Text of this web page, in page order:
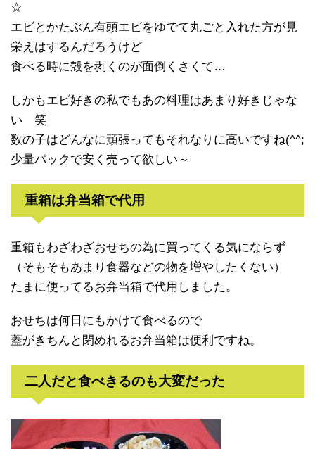
☆
エビとかたぶん有頭エビをゆでて丸ごと入れた方が見
栄えはするんだろうけど
食べる時に殻を剥くのが面倒くさくて…
しかもエビ好きの私でもあの料理はあまり好きじゃな
い 笑
数の子はどんなに頑張ってもそれなりに高いですね(^^;
少量パックで安く売って欲しい～
重箱は弁当箱で代用
重箱もわざわざおせちの為に買ってくる気にならず
（そもそもあまり食器などの物を増やしたくない）
たまに使ってるお弁当箱で代用しました。
おせちは何日にもかけて食べるので
蓋がきちんと閉めれるお弁当箱は便利ですね。
二人だと食べきるのも大変だった